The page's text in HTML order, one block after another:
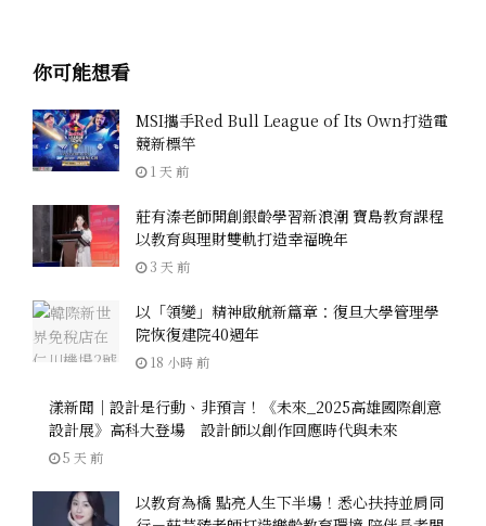
你可能想看
MSI攜手Red Bull League of Its Own打造電
競新標竿
1 天 前
莊有溱老師開創銀齡學習新浪潮 寶島教育課程
以教育與理財雙軌打造幸福晚年
3 天 前
以「領變」精神啟航新篇章：復旦大學管理學
院恢復建院40週年
18 小時 前
漾新聞｜設計是行動、非預言！《未來_2025高雄國際創意
設計展》高科大登場 設計師以創作回應時代與未來
5 天 前
以教育為橋 點亮人生下半場！悉心扶持並肩同